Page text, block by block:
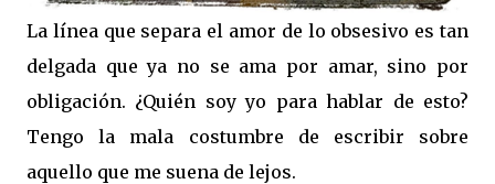
La línea que separa el amor de lo obsesivo es tan
delgada que ya no se ama por amar, sino por
obligación. ¿Quién soy yo para hablar de esto?
Tengo la mala costumbre de escribir sobre
aquello que me suena de lejos.